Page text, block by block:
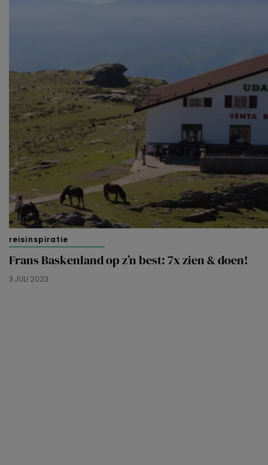
reisinspiratie
Frans Baskenland op z’n best: 7x zien & doen!
3 JULI 2023